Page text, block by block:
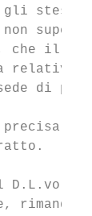
che il
relativi
di
D.L.vo